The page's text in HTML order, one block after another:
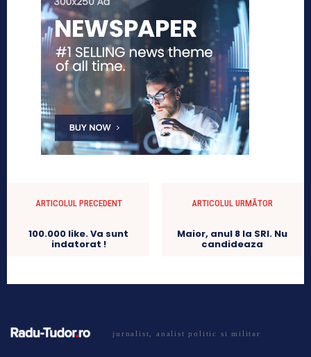
ARTICOLUL PRECEDENT
100.000 like. Va sunt
indatorat !
ARTICOLUL URMĂTOR
Maior, anul 8 la SRI. Nu
candideaza
jurnalist, analist politic si militar